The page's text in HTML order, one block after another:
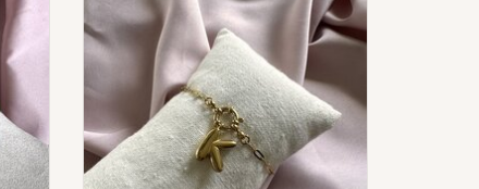
ADD TO CART